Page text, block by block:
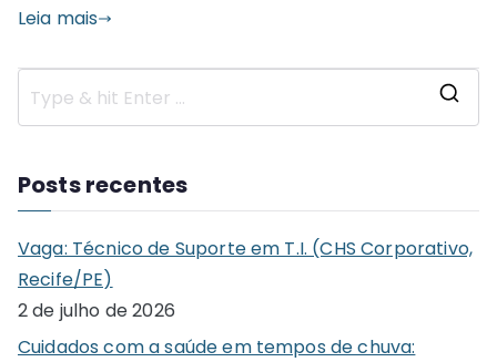
Leia mais
Posts recentes
Vaga: Técnico de Suporte em T.I. (CHS Corporativo,
Recife/PE)
2 de julho de 2026
Cuidados com a saúde em tempos de chuva: